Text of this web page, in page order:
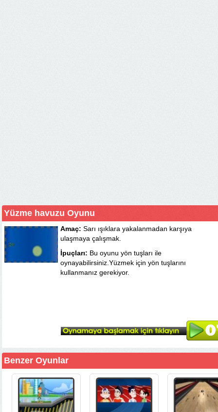
Yüzme havuzu Oyunu
Amaç: Sarı ışıklara yakalanmadan karşıya
ulaşmaya çalışmak.
İpuçları: Bu oyunu yön tuşları ile
oynayabilirsiniz.Yüzmek için yön tuşlarını
kullanmanız gerekiyor.
Benzer Oyunlar